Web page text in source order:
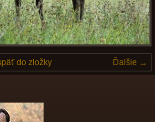
Ďalšie →
do zložky